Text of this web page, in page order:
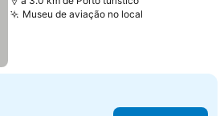
Museu de aviação no local